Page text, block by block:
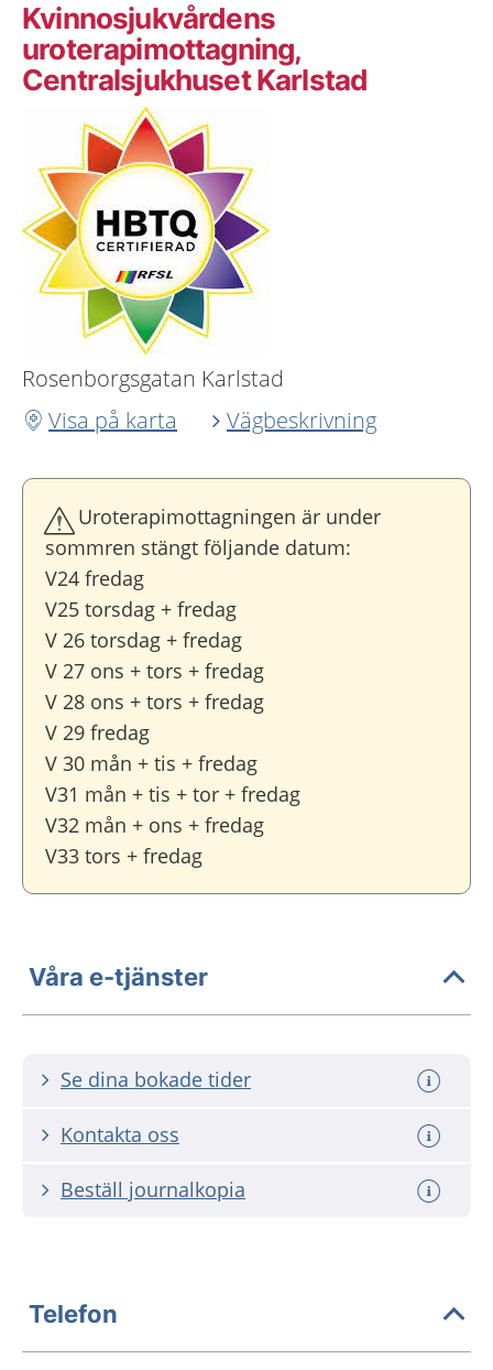
Kvinnosjukvårdens
uroterapimottagning,
Centralsjukhuset Karlstad
Rosenborgsgatan Karlstad
Visa på karta
Vägbeskrivning
Uroterapimottagningen är under
sommren stängt följande datum:
V24 fredag
V25 torsdag + fredag
V 26 torsdag + fredag
V 27 ons + tors + fredag
V 28 ons + tors + fredag
V 29 fredag
V 30 mån + tis + fredag
V31 mån + tis + tor + fredag
V32 mån + ons + fredag
V33 tors + fredag
Våra e-tjänster
Se dina bokade tider
Kontakta oss
Beställ journalkopia
Telefon